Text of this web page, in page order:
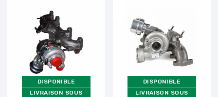
DISPONIBLE
LIVRAISON SOUS
DISPONIBLE
LIVRAISON SOUS